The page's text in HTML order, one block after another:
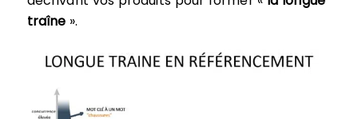
traîne ».